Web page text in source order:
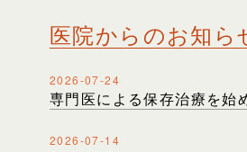
医院からのお知ら
2026-07-24
専門医による保存治療を始
2026-07-14